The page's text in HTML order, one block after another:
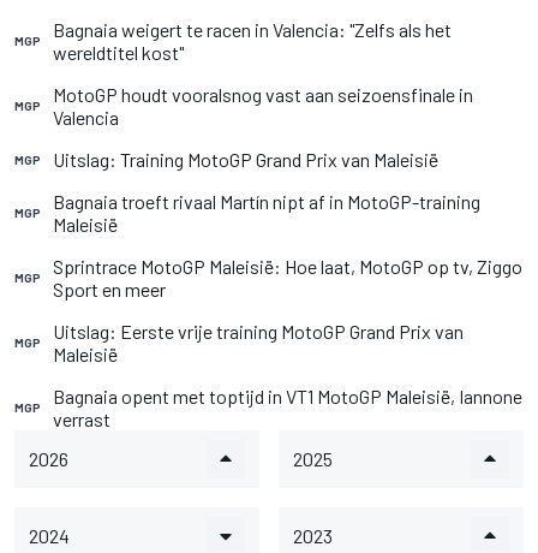
MGP
Bagnaia weigert te racen in Valencia: "Zelfs als het
wereldtitel kost"
MGP
MotoGP houdt vooralsnog vast aan seizoensfinale in
Valencia
MGP Uitslag: Training MotoGP Grand Prix van Maleisië
MGP
Bagnaia troeft rivaal Martín nipt af in MotoGP-training
Maleisië
MGP
Sprintrace MotoGP Maleisië: Hoe laat, MotoGP op tv, Ziggo
Sport en meer
MGP
Uitslag: Eerste vrije training MotoGP Grand Prix van
Maleisië
MGP
Bagnaia opent met toptijd in VT1 MotoGP Maleisië, Iannone
verrast
2026
2025
2024 2023